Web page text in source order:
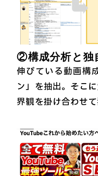
②構成分析と独
伸びている動画構
ン」を抽出。そこ
界観を掛け合わせて